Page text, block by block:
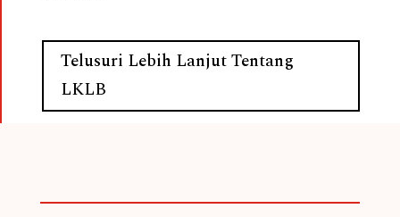
Telusuri Lebih Lanjut Tentang
LKLB